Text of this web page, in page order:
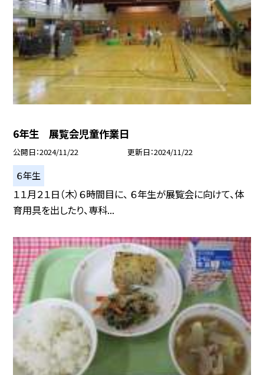
6年生 展覧会児童作業日
公開日 2024/11/22 更新日 2024/11/22
６年生
１１月２１日（木）６時間目に、 ６年生が展覧会に向けて、体
育用具を出したり、専科...